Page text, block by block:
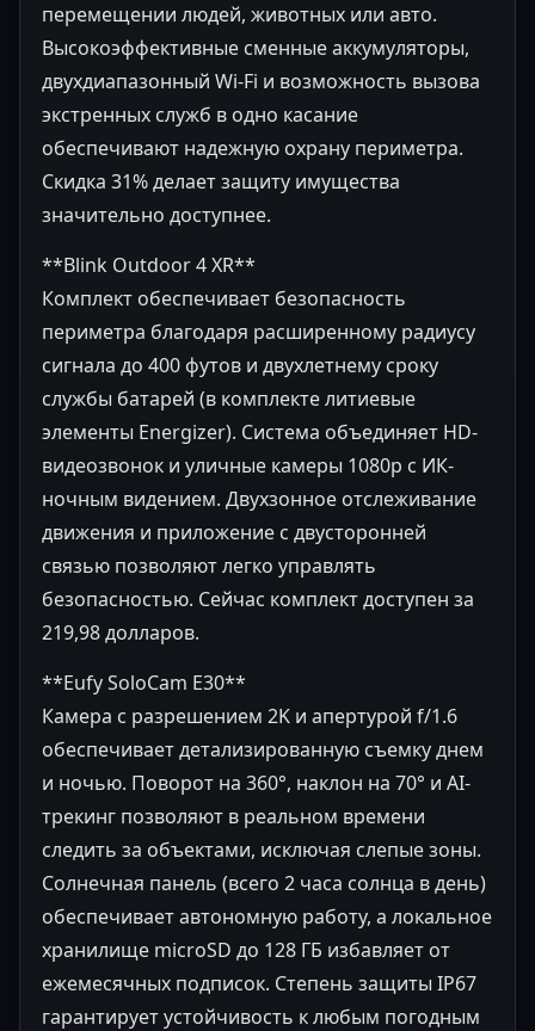
перемещении людей, животных или авто.
Высокоэффективные сменные аккумуляторы,
двухдиапазонный Wi-Fi и возможность вызова
экстренных служб в одно касание
обеспечивают надежную охрану периметра.
Скидка 31% делает защиту имущества
значительно доступнее.
**Blink Outdoor 4 XR**
Комплект обеспечивает безопасность
периметра благодаря расширенному радиусу
сигнала до 400 футов и двухлетнему сроку
службы батарей (в комплекте литиевые
элементы Energizer). Система объединяет HD-
видеозвонок и уличные камеры 1080p с ИК-
ночным видением. Двухзонное отслеживание
движения и приложение с двусторонней
связью позволяют легко управлять
безопасностью. Сейчас комплект доступен за
219,98 долларов.
**Eufy SoloCam E30**
Камера с разрешением 2K и апертурой f/1.6
обеспечивает детализированную съемку днем
и ночью. Поворот на 360°, наклон на 70° и AI-
трекинг позволяют в реальном времени
следить за объектами, исключая слепые зоны.
Солнечная панель (всего 2 часа солнца в день)
обеспечивает автономную работу, а локальное
хранилище microSD до 128 ГБ избавляет от
ежемесячных подписок. Степень защиты IP67
гарантирует устойчивость к любым погодным